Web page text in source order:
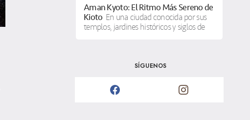
Aman Kyoto: El Ritmo Más Sereno de
Kioto En una ciudad conocida por sus
templos, jardines históricos y siglos de
SÍGUENOS